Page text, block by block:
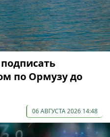
по Ормузу до
06 АВГУСТА 2026 14:48